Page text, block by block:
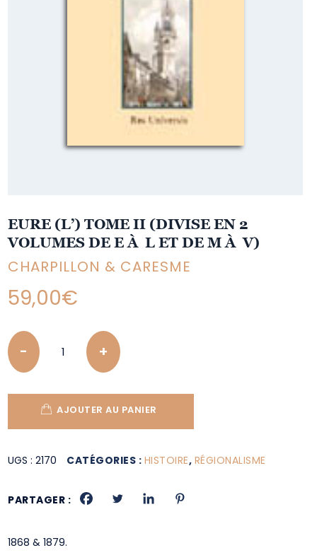
EURE (L’) TOME II (DIVISE EN 2
VOLUMES DE E À L ET DE M À V)
CHARPILLON & CARESME
59,00€
Quantity
AJOUTER AU PANIER
UGS :2170 CATÉGORIES : HISTOIRE, RÉGIONALISME
PARTAGER :
1868 & 1879.